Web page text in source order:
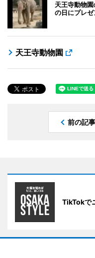
天王寺動物
の日にプレゼ
天王寺動物園
前の記事
TikTokで